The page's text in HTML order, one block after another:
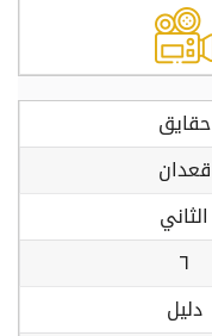
حقايق
قعدان
الثاني
٦
دليل